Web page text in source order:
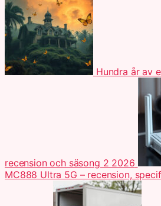
Hundra år av
recension och säsong 2 2026
MC888 Ultra 5G – recension,